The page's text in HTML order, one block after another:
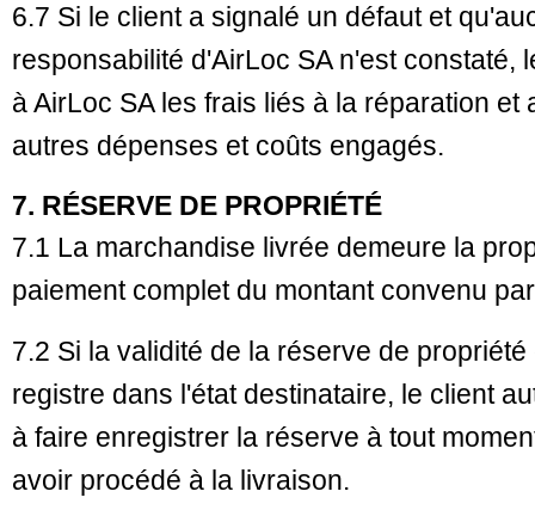
6.7 Si le client a signalé un défaut et
responsabilité d'AirLoc SA n'est constaté,
à AirLoc SA les frais liés à la réparation
autres dépenses et coûts engagés.
7. RÉSERVE DE PROPRIÉTÉ
7.1 La marchandise livrée demeure la
paiement complet du montant convenu
7.2 Si la validité de la réserve de
registre dans l'état destinataire, le client
à faire enregistrer la réserve à tout
avoir procédé à la livraison.